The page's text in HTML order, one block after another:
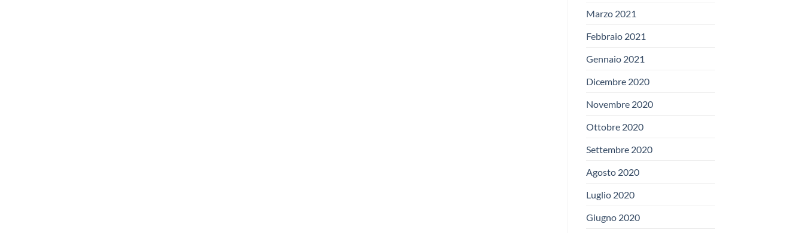
Marzo 2021
Febbraio 2021
Gennaio 2021
Dicembre 2020
Novembre 2020
Ottobre 2020
Settembre 2020
Agosto 2020
Luglio 2020
Giugno 2020